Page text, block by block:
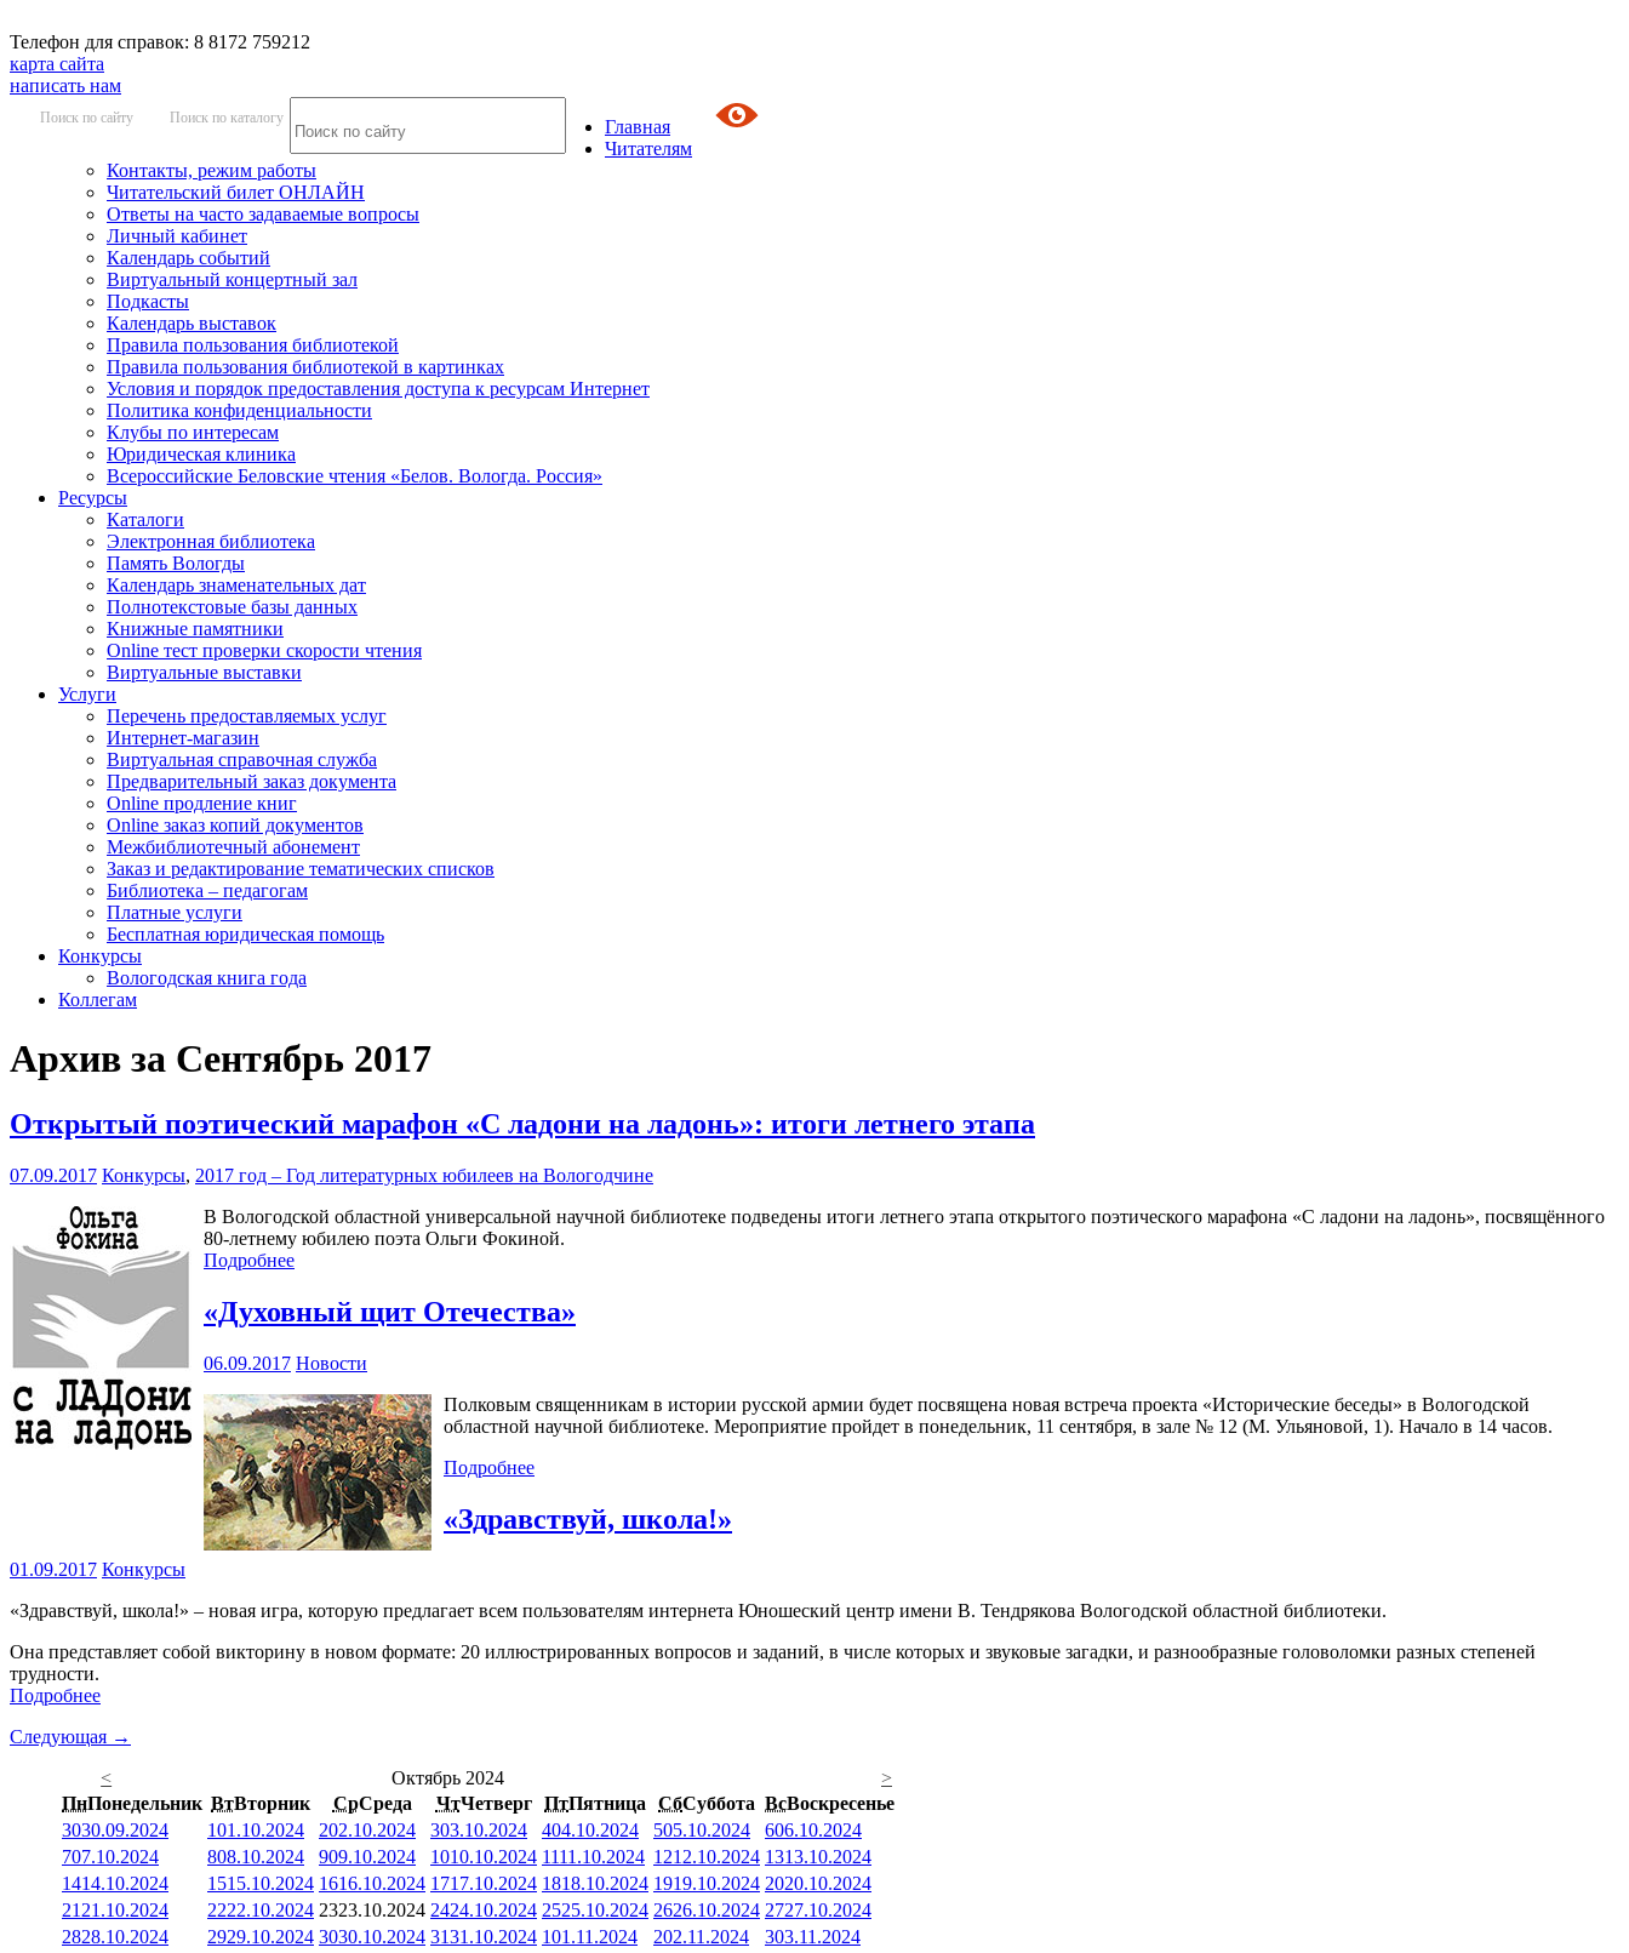
Телефон для справок: 8 8172 759212
карта сайта
написать нам
Поиск по сайту Поиск по каталогу
Главная
Читателям
Контакты, режим работы
Читательский билет ОНЛАЙН
Ответы на часто задаваемые вопросы
Личный кабинет
Календарь событий
Виртуальный концертный зал
Подкасты
Календарь выставок
Правила пользования библиотекой
Правила пользования библиотекой в картинках
Условия и порядок предоставления доступа к ресурсам Интернет
Политика конфиденциальности
Клубы по интересам
Юридическая клиника
Всероссийские Беловские чтения «Белов. Вологда. Россия»
Ресурсы
Каталоги
Электронная библиотека
Память Вологды
Календарь знаменательных дат
Полнотекстовые базы данных
Книжные памятники
Online тест проверки скорости чтения
Виртуальные выставки
Услуги
Перечень предоставляемых услуг
Интернет-магазин
Виртуальная справочная служба
Предварительный заказ документа
Online продление книг
Online заказ копий документов
Межбиблиотечный абонемент
Заказ и редактирование тематических списков
Библиотека – педагогам
Платные услуги
Бесплатная юридическая помощь
Конкурсы
Вологодская книга года
Коллегам
Архив за Сентябрь 2017
Открытый поэтический марафон «С ладони на ладонь»: итоги летнего этапа
07.09.2017 Конкурсы, 2017 год – Год литературных юбилеев на Вологодчине
В Вологодской областной универсальной научной библиотеке подведены итоги летнего этапа открытого поэтического марафона «С ладони на ладонь», посвящённого
80-летнему юбилею поэта Ольги Фокиной.
Подробнее
«Духовный щит Отечества»
06.09.2017 Новости
Полковым священникам в истории русской армии будет посвящена новая встреча проекта «Исторические беседы» в Вологодской
областной научной библиотеке. Мероприятие пройдет в понедельник, 11 сентября, в зале № 12 (М. Ульяновой, 1). Начало в 14 часов.
Подробнее
«Здравствуй, школа!»
01.09.2017 Конкурсы
«Здравствуй, школа!» – новая игра, которую предлагает всем пользователям интернета Юношеский центр имени В. Тендрякова Вологодской областной библиотеки.
Она представляет собой викторину в новом формате: 20 иллюстрированных вопросов и заданий, в числе которых и звуковые загадки, и разнообразные головоломки разных степеней
трудности.
Подробнее
Следующая →
<
Октябрь 2024
>
ПнПонедельник ВтВторник СрСреда ЧтЧетверг ПтПятница СбСуббота ВсВоскресенье
3030.09.2024 101.10.2024 202.10.2024 303.10.2024 404.10.2024 505.10.2024 606.10.2024
707.10.2024 808.10.2024 909.10.2024 1010.10.2024 1111.10.2024 1212.10.2024 1313.10.2024
1414.10.2024 1515.10.2024 1616.10.2024 1717.10.2024 1818.10.2024 1919.10.2024 2020.10.2024
2121.10.2024 2222.10.2024 2323.10.2024 2424.10.2024 2525.10.2024 2626.10.2024 2727.10.2024
2828.10.2024 2929.10.2024 3030.10.2024 3131.10.2024 101.11.2024 202.11.2024 303.11.2024